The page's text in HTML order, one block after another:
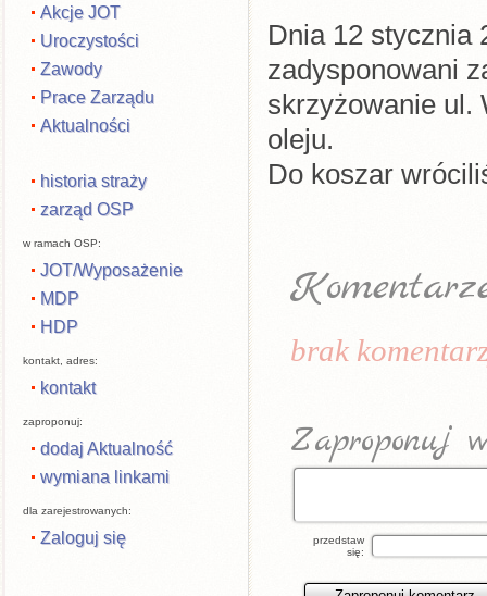
Akcje JOT
Uroczystości
Zawody
Prace Zarządu
Aktualności
historia straży
zarząd OSP
w ramach OSP:
JOT/Wyposażenie
MDP
HDP
kontakt, adres:
kontakt
zaproponuj:
dodaj Aktualność
wymiana linkami
dla zarejestrowanych:
Zaloguj się
Dnia 12 stycznia
zadysponowani
skrzyżowanie ul.
oleju.
Do koszar
brak
Zaproponuj
przedstaw
się: